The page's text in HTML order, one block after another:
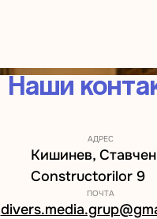
Наши
АДРЕС
Кишинев,
Constructorilor 9
ПОЧТА